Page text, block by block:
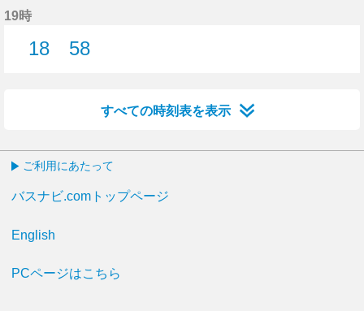
19時
18
58
すべての時刻表を表示
ご利用にあたって
バスナビ.comトップページ
English
PCページはこちら